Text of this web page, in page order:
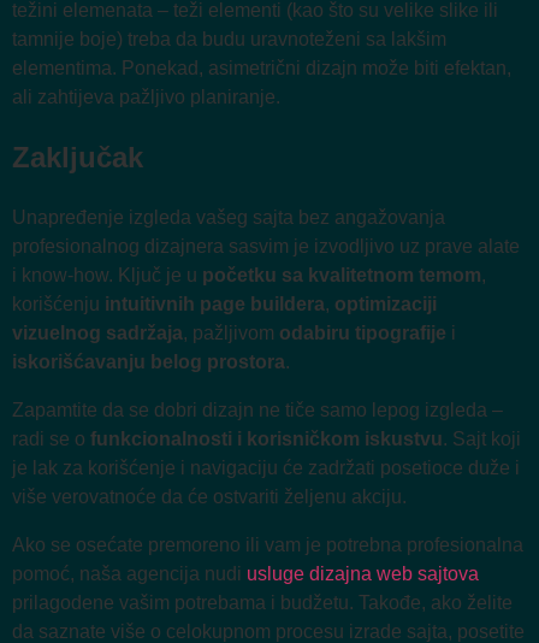
težini elemenata – teži elementi (kao što su velike slike ili
tamnije boje) treba da budu uravnoteženi sa lakšim
elementima. Ponekad, asimetrični dizajn može biti efektan,
ali zahtijeva pažljivo planiranje.
Zaključak
Unapređenje izgleda vašeg sajta bez angažovanja
profesionalnog dizajnera sasvim je izvodljivo uz prave alate
i know-how. Ključ je u početku sa kvalitetnom temom,
korišćenju intuitivnih page buildera, optimizaciji
vizuelnog sadržaja, pažljivom odabiru tipografije i
iskorišćavanju belog prostora.
Zapamtite da se dobri dizajn ne tiče samo lepog izgleda –
radi se o funkcionalnosti i korisničkom iskustvu. Sajt koji
je lak za korišćenje i navigaciju će zadržati posetioce duže i
više verovatnoće da će ostvariti željenu akciju.
Ako se osećate premoreno ili vam je potrebna profesionalna
pomoć, naša agencija nudi usluge dizajna web sajtova
prilagodene vašim potrebama i budžetu. Takođe, ako želite
da saznate više o celokupnom procesu izrade sajta, posetite